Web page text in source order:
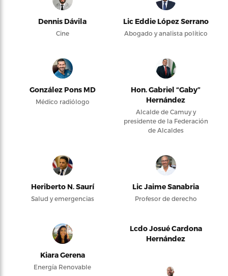
Dennis Dávila
Cine
Lic Eddie López Serrano
Abogado y analista político
González Pons MD
Médico radiólogo
Hon. Gabriel “Gaby”
Hernández
Alcalde de Camuy y
presidente de la Federación
de Alcaldes
Heriberto N. Saurí
Salud y emergencias
Lic Jaime Sanabria
Profesor de derecho
Kiara Gerena
Energía Renovable
Lcdo Josué Cardona
Hernández